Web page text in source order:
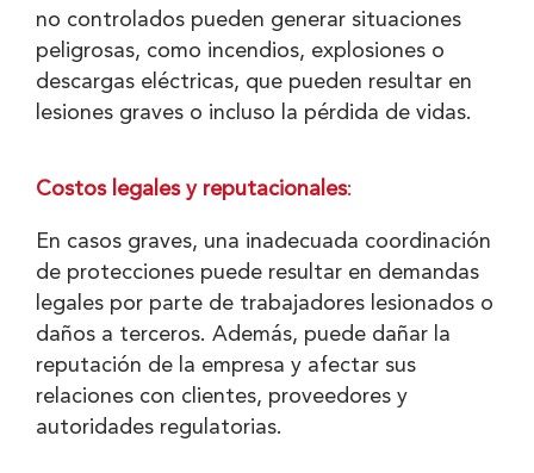
no controlados pueden generar situaciones
peligrosas, como incendios, explosiones o
descargas eléctricas, que pueden resultar en
lesiones graves o incluso la pérdida de vidas.
Costos legales y reputacionales:
En casos graves, una inadecuada coordinación
de protecciones puede resultar en demandas
legales por parte de trabajadores lesionados o
daños a terceros. Además, puede dañar la
reputación de la empresa y afectar sus
relaciones con clientes, proveedores y
autoridades regulatorias.